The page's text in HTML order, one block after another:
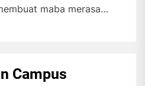
maba merasa
Campus